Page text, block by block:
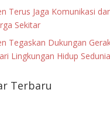
Terus Jaga Komunikasi
Sekitar
Tegaskan Dukungan
Lingkungan Hidup Sedunia
Terbaru